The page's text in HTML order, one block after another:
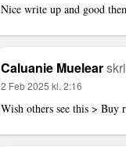
Nice write up and good
Caluanie Muelear
2 Feb 2025 kl. 2:16
Wish others see this > Buy